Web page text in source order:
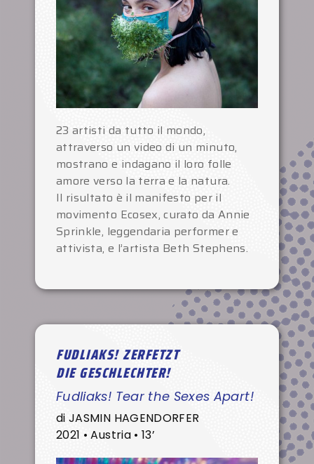
23 artisti da tutto il mondo,
attraverso un video di un minuto,
mostrano e indagano il loro folle
amore verso la terra e la natura.
Il risultato è il manifesto per il
movimento Ecosex, curato da Annie
Sprinkle, leggendaria performer e
attivista, e l’artista Beth Stephens.
FUDLIAKS! ZERFETZT
DIE GESCHLECHTER!
Fudliaks! Tear the Sexes Apart!
di JASMIN HAGENDORFER
2021 • Austria • 13’